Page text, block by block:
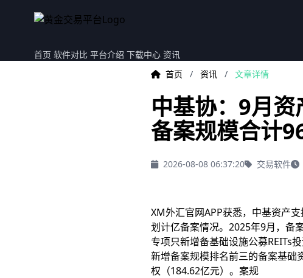
首页 软件对比 平台介绍 下载中心 资讯
首页
/ 资讯 / 文章详情
中基协：9月
备案规模合计
2026-08-08 06:37:20 交易软件
XM外汇官网APP获悉，中基资产
划计亿备案情况。2025年9月，备
专项只新增备基础设施公募REITs
新增备案规模排名前三的备案基础
权（184.62亿元）。案规